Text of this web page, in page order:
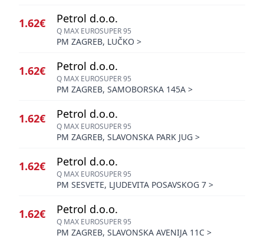
1.62€ Petrol d.o.o.
Q MAX EUROSUPER 95
PM ZAGREB, LUČKO >
1.62€ Petrol d.o.o.
Q MAX EUROSUPER 95
PM ZAGREB, SAMOBORSKA 145A >
1.62€ Petrol d.o.o.
Q MAX EUROSUPER 95
PM ZAGREB, SLAVONSKA PARK JUG >
1.62€ Petrol d.o.o.
Q MAX EUROSUPER 95
PM SESVETE, LJUDEVITA POSAVSKOG 7 >
1.62€ Petrol d.o.o.
Q MAX EUROSUPER 95
PM ZAGREB, SLAVONSKA AVENIJA 11C >